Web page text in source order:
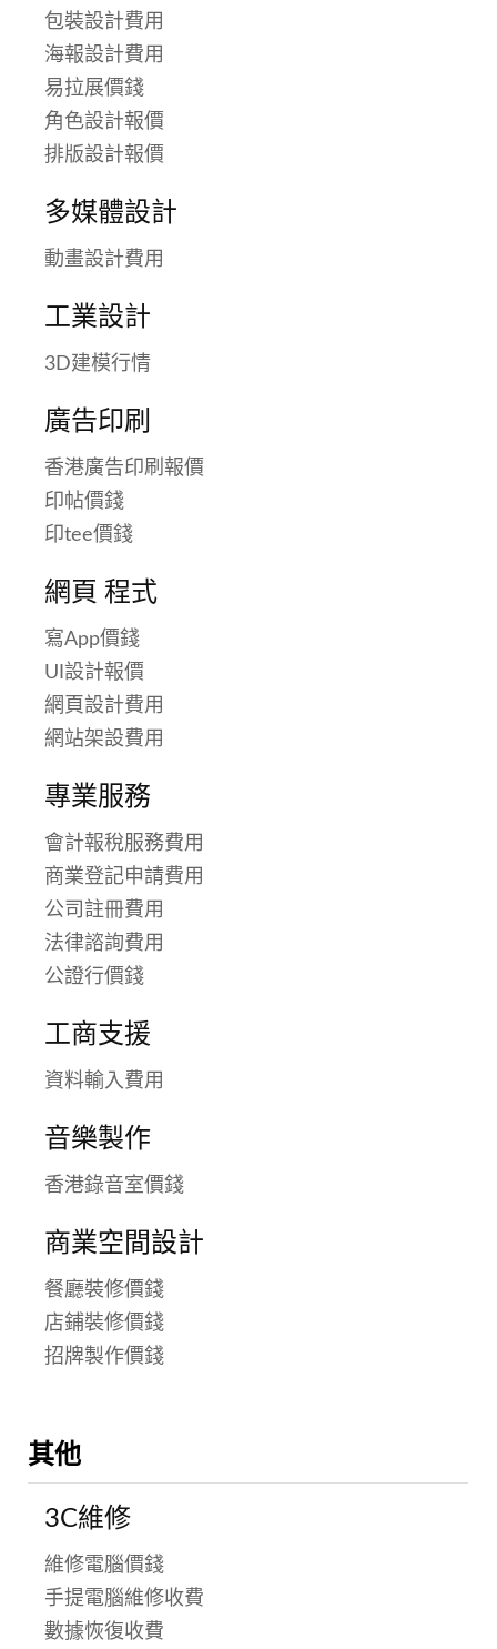
包裝設計費用
海報設計費用
易拉展價錢
角色設計報價
排版設計報價
多媒體設計
動畫設計費用
工業設計
3D建模行情
廣告印刷
香港廣告印刷報價
印帖價錢
印tee價錢
網頁 程式
寫App價錢
UI設計報價
網頁設計費用
網站架設費用
專業服務
會計報稅服務費用
商業登記申請費用
公司註冊費用
法律諮詢費用
公證行價錢
工商支援
資料輸入費用
音樂製作
香港錄音室價錢
商業空間設計
餐廳裝修價錢
店鋪裝修價錢
招牌製作價錢
其他
3C維修
維修電腦價錢
手提電腦維修收費
數據恢復收費